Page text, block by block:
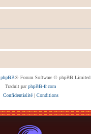
phpBB® Forum Software © phpBB Limited
Traduit parphpBB-fr.com
Confidentialité| Conditions